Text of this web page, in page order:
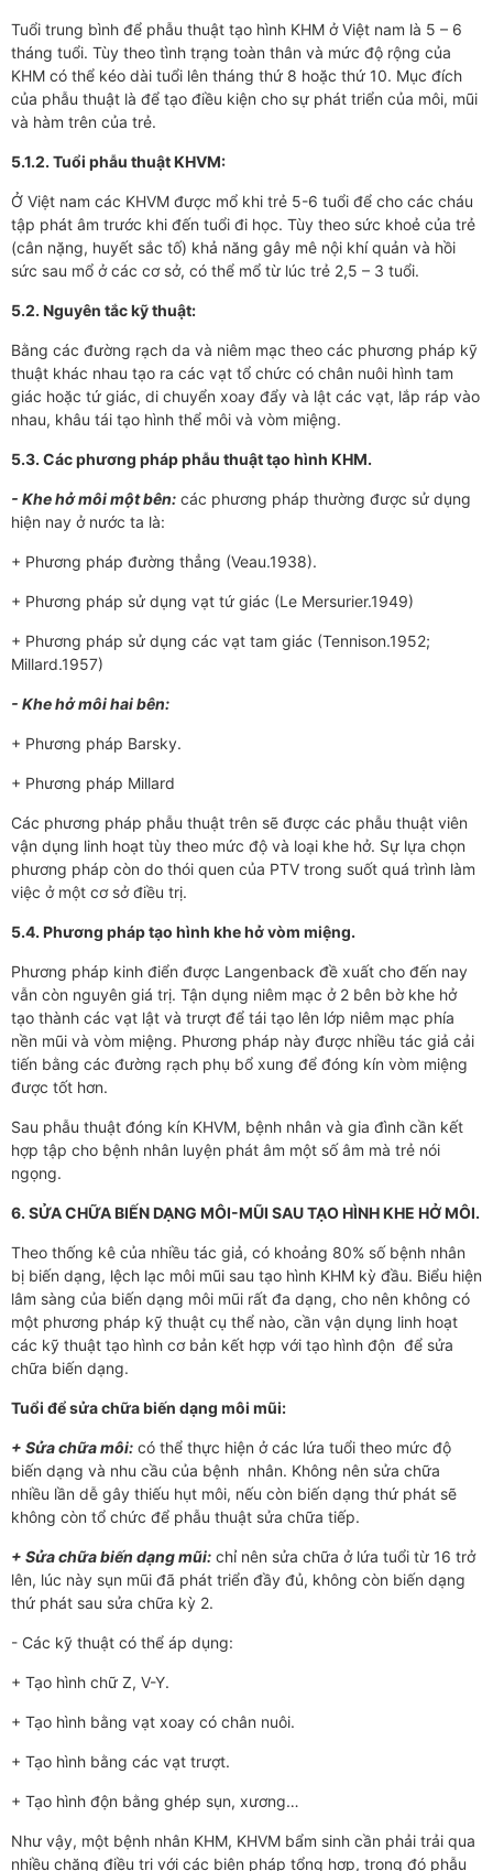
Tuổi trung bình để phẫu thuật tạo hình KHM ở Việt nam là 5 – 6
tháng tuổi. Tùy theo tình trạng toàn thân và mức độ rộng của
KHM có thể kéo dài tuổi lên tháng thứ 8 hoặc thứ 10. Mục đích
của phẫu thuật là để tạo điều kiện cho sự phát triển của môi, mũi
và hàm trên của trẻ.
5.1.2. Tuổi phẫu thuật KHVM:
Ở Việt nam các KHVM được mổ khi trẻ 5-6 tuổi để cho các cháu
tập phát âm trước khi đến tuổi đi học. Tùy theo sức khoẻ của trẻ
(cân nặng, huyết sắc tố) khả năng gây mê nội khí quản và hồi
sức sau mổ ở các cơ sở, có thể mổ từ lúc trẻ 2,5 – 3 tuổi.
5.2. Nguyên tắc kỹ thuật:
Bằng các đường rạch da và niêm mạc theo các phương pháp kỹ
thuật khác nhau tạo ra các vạt tổ chức có chân nuôi hình tam
giác hoặc tứ giác, di chuyển xoay đẩy và lật các vạt, lắp ráp vào
nhau, khâu tái tạo hình thể môi và vòm miệng.
5.3. Các phương pháp phẫu thuật tạo hình KHM.
- Khe hở môi một bên: các phương pháp thường được sử dụng
hiện nay ở nước ta là:
+ Phương pháp đường thẳng (Veau.1938).
+ Phương pháp sử dụng vạt tứ giác (Le Mersurier.1949)
+ Phương pháp sử dụng các vạt tam giác (Tennison.1952;
Millard.1957)
- Khe hở môi hai bên:
+ Phương pháp Barsky.
+ Phương pháp Millard
Các phương pháp phẫu thuật trên sẽ được các phẫu thuật viên
vận dụng linh hoạt tùy theo mức độ và loại khe hở. Sự lựa chọn
phương pháp còn do thói quen của PTV trong suốt quá trình làm
việc ở một cơ sở điều trị.
5.4. Phương pháp tạo hình khe hở vòm miệng.
Phương pháp kinh điển được Langenback đề xuất cho đến nay
vẫn còn nguyên giá trị. Tận dụng niêm mạc ở 2 bên bờ khe hở
tạo thành các vạt lật và trượt để tái tạo lên lớp niêm mạc phía
nền mũi và vòm miệng. Phương pháp này được nhiều tác giả cải
tiến bằng các đường rạch phụ bổ xung để đóng kín vòm miệng
được tốt hơn.
Sau phẫu thuật đóng kín KHVM, bệnh nhân và gia đình cần kết
hợp tập cho bệnh nhân luyện phát âm một số âm mà trẻ nói
ngọng.
6. SỬA CHỮA BIẾN DẠNG MÔI-MŨI SAU TẠO HÌNH KHE HỞ MÔI.
Theo thống kê của nhiều tác giả, có khoảng 80% số bệnh nhân
bị biến dạng, lệch lạc môi mũi sau tạo hình KHM kỳ đầu. Biểu hiện
lâm sàng của biến dạng môi mũi rất đa dạng, cho nên không có
một phương pháp kỹ thuật cụ thể nào, cần vận dụng linh hoạt
các kỹ thuật tạo hình cơ bản kết hợp với tạo hình độn để sửa
chữa biến dạng.
Tuổi để sửa chữa biến dạng môi mũi:
+ Sửa chữa môi: có thể thực hiện ở các lứa tuổi theo mức độ
biến dạng và nhu cầu của bệnh nhân. Không nên sửa chữa
nhiều lần dễ gây thiếu hụt môi, nếu còn biến dạng thứ phát sẽ
không còn tổ chức để phẫu thuật sửa chữa tiếp.
+ Sửa chữa biến dạng mũi: chỉ nên sửa chữa ở lứa tuổi từ 16 trở
lên, lúc này sụn mũi đã phát triển đầy đủ, không còn biến dạng
thứ phát sau sửa chữa kỳ 2.
- Các kỹ thuật có thể áp dụng:
+ Tạo hình chữ Z, V-Y.
+ Tạo hình bằng vạt xoay có chân nuôi.
+ Tạo hình bằng các vạt trượt.
+ Tạo hình độn bằng ghép sụn, xương…
Như vậy, một bệnh nhân KHM, KHVM bẩm sinh cần phải trải qua
nhiều chặng điều trị với các biện pháp tổng hợp, trong đó phẫu